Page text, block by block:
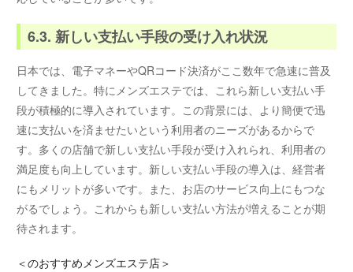
6.3. 新しい支払い手段の受け入れ状況
日本では、電子マネーやQRコード決済がここ数年で急速に普及
してきました。特にメンズエステでは、これら新しい支払い手
段が積極的に導入されています。この背景には、より簡便で迅
速に支払いを済ませたいという利用者のニーズがあるからで
す。多くの店舗で新しい支払い手段が受け入れられ、利用者の
満足度も向上しています。新しい支払い手段の導入は、経営者
にもメリットが多いです。また、お店のサービス向上にもつな
がるでしょう。これからも新しい支払い方法が増えることが期
待されます。
＜のおすすめメンズエステ店＞